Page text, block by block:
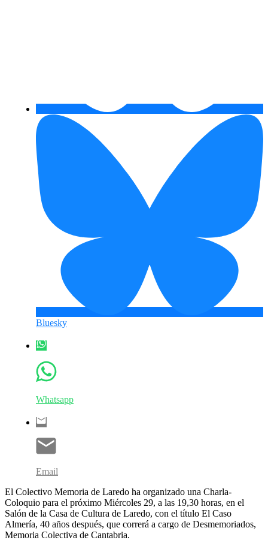
Bluesky
Whatsapp
Email
El Colectivo Memoria de Laredo ha organizado una Charla-
Coloquio para el próximo Miércoles 29, a las 19,30 horas, en el
Salón de la Casa de Cultura de Laredo, con el título El Caso
Almería, 40 años después, que correrá a cargo de Desmemoriados,
Memoria Colectiva de Cantabria.